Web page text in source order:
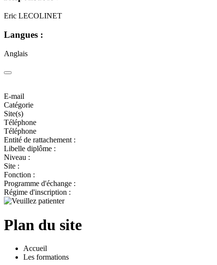
Eric LECOLINET
Langues :
Anglais
E-mail
Catégorie
Site(s)
Téléphone
Téléphone
Entité de rattachement :
Libelle diplôme :
Niveau :
Site :
Fonction :
Programme d'échange :
Régime d'inscription :
Plan du site
Accueil
Les formations